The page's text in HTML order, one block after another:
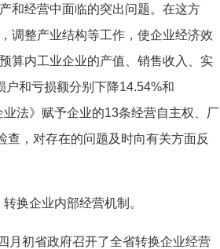
和经营中面临的突出问题。在这方
调整产业结构等工作，使企业经济效
算内工业企业的产值、销售收入、实
和亏损额分别下降14.54%和
法》赋予企业的13条经营自主权、厂
，对存在的问题及时向有关方面反
换企业内部经营机制。
月初省政府召开了全省转换企业经营